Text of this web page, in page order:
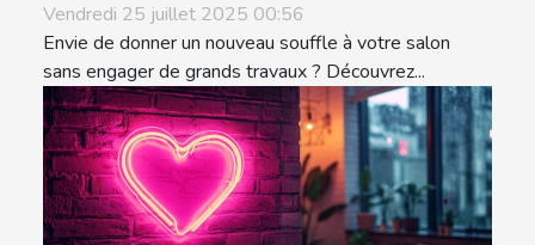
Vendredi 25 juillet 2025 00:56
Envie de donner un nouveau souffle à votre salon
sans engager de grands travaux ? Découvrez...